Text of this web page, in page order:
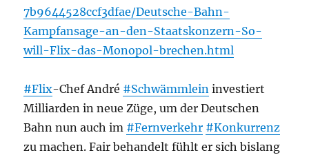
7b9644528ccf3dfae/Deutsche-Bahn-
Kampfansage-an-den-Staatskonzern-So-
will-Flix-das-Monopol-brechen.html
#Flix-Chef André #Schwämmlein investiert
Milliarden in neue Züge, um der Deutschen
Bahn nun auch im #Fernverkehr #Konkurrenz
zu machen. Fair behandelt fühlt er sich bislang